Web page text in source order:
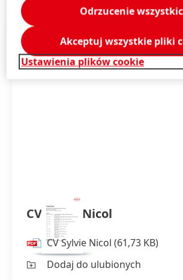
CV Sylvie Nicol
CV Sylvie Nicol (61,73 KB)
Dodaj do ulubionych
Ustawienia plików cookie
Odrzucenie
Akceptuj wszystkie pliki